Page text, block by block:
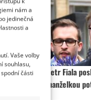
nám a
jedinečná
a
Vaše volby
souhlasu,
části
Petr Fiala
manželkou